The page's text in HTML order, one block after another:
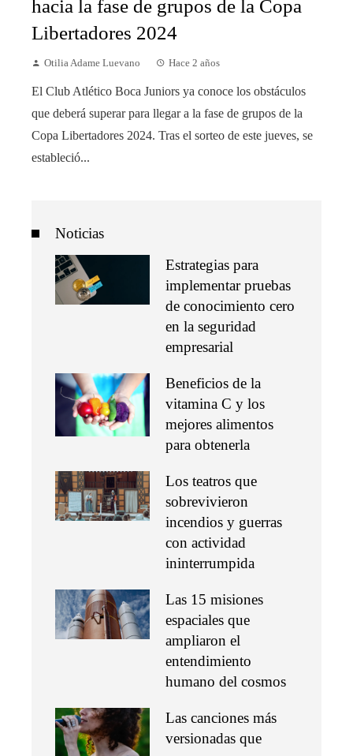
hacia la fase de grupos de la Copa
Libertadores 2024
Otilia Adame Luevano Hace 2 años
El Club Atlético Boca Juniors ya conoce los obstáculos
que deberá superar para llegar a la fase de grupos de la
Copa Libertadores 2024. Tras el sorteo de este jueves, se
estableció...
Noticias
Estrategias para
implementar pruebas
de conocimiento cero
en la seguridad
empresarial
Beneficios de la
vitamina C y los
mejores alimentos
para obtenerla
Los teatros que
sobrevivieron
incendios y guerras
con actividad
ininterrumpida
Las 15 misiones
espaciales que
ampliaron el
entendimiento
humano del cosmos
Las canciones más
versionadas que